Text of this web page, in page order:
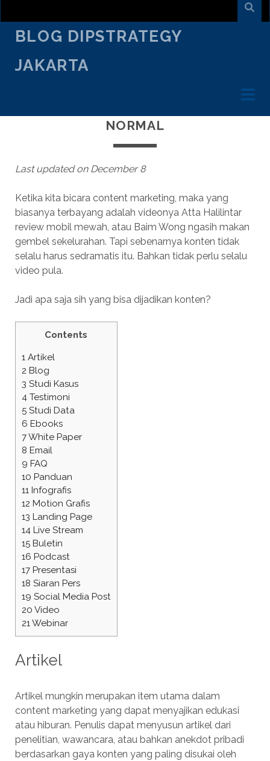
BLOG DIPSTRATEGY
JAKARTA
NORMAL
Last updated on December 8
Ketika kita bicara content marketing, maka yang
biasanya terbayang adalah videonya Atta Halilintar
review mobil mewah, atau Baim Wong ngasih makan
gembel sekelurahan. Tapi sebenarnya konten tidak
selalu harus sedramatis itu. Bahkan tidak perlu selalu
video pula.
Jadi apa saja sih yang bisa dijadikan konten?
Contents
1Artikel
2 Blog
3 Studi Kasus
4Testimoni
5Studi Data
6 Ebooks
7White Paper
8 Email
9 FAQ
10 Panduan
11Infografis
12 Motion Grafis
13 Landing Page
14Live Stream
15Buletin
16 Podcast
17Presentasi
18 Siaran Pers
19 Social Media Post
20 Video
21Webinar
Artikel
Artikel mungkin merupakan item utama dalam
content marketing yang dapat menyajikan edukasi
atau hiburan. Penulis dapat menyusun artikel dari
penelitian, wawancara, atau bahkan anekdot pribadi
berdasarkan gaya konten yang paling disukai oleh